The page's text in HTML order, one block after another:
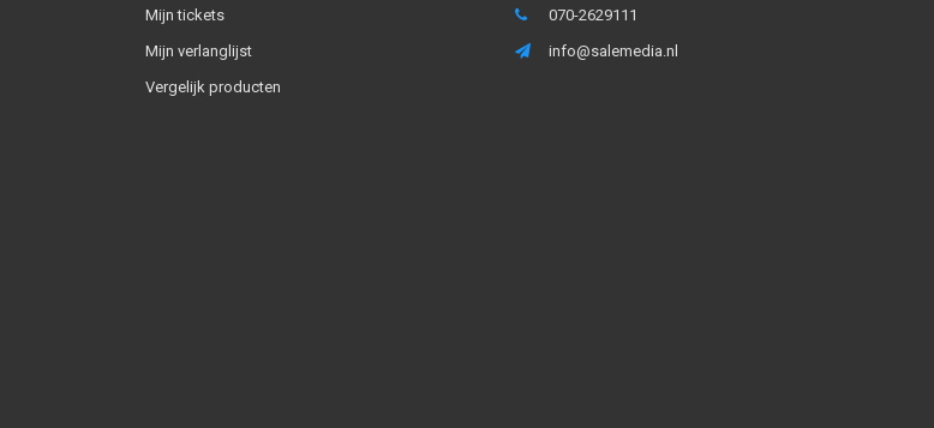
Mijn tickets
Mijn verlanglijst
Vergelijk producten
070-2629111
info@salemedia.nl